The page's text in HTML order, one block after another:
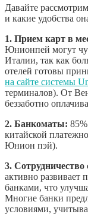
Давайте
и какие удобства
1. Прием карт в
Юнионпей могут
Италии, так как
отелей готовы
на сайте системы
терминалов). От
беззаботно
2. Банкоматы:
китайской
Юнион пэй).
3.
активно развивает
банками, что
Многие банки
условиями,